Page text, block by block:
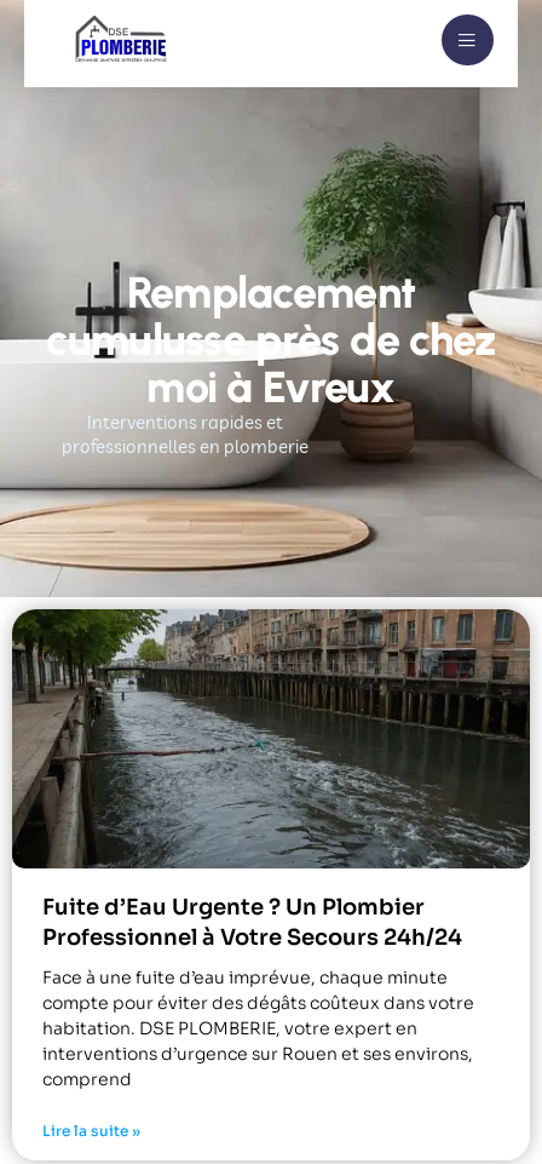
Remplacement
cumulusse près de chez
moi à Evreux
Interventions rapides et
professionnelles en plomberie
Fuite d’Eau Urgente ? Un Plombier
Professionnel à Votre Secours 24h/24
Face à une fuite d’eau imprévue, chaque minute
compte pour éviter des dégâts coûteux dans votre
habitation. DSE PLOMBERIE, votre expert en
interventions d’urgence sur Rouen et ses environs,
comprend
Lire la suite »